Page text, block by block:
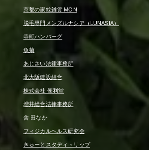
京都の家紋雑貨 MON
脱毛専門メンズルナシア（LUNASIA）
寺町ハンバーグ
魚菊
あじさい法律事務所
北大阪建設組合
株式会社 便利堂
増井総合法律事務所
舎 田なか
フィジカルヘルス研究会
きゅーとスタディトリップ